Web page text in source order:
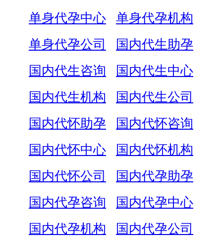
单身代孕中心
单身代孕机构
单身代孕公司
国内代生助孕
国内代生咨询
国内代生中心
国内代生机构
国内代生公司
国内代怀助孕
国内代怀咨询
国内代怀中心
国内代怀机构
国内代怀公司
国内代孕助孕
国内代孕咨询
国内代孕中心
国内代孕机构
国内代孕公司